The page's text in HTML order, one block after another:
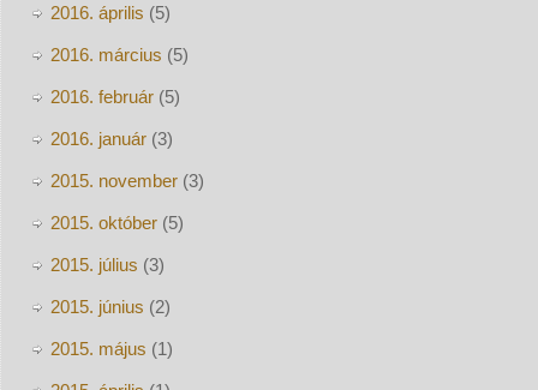
2016. április (5)
2016. március (5)
2016. február(5)
2016. január(3)
2015. november(3)
2015. október(5)
2015. július (3)
2015. június (2)
2015. május (1)